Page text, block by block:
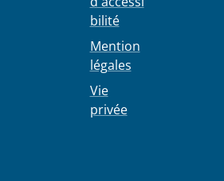
bilité
Mention
légales
Vie
privée